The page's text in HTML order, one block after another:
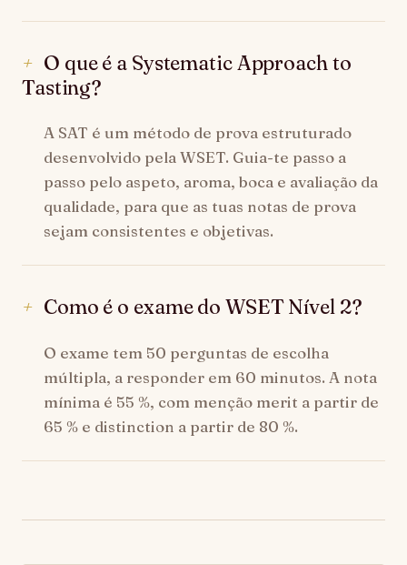
O que é a Systematic Approach to
Tasting?
A SAT é um método de prova estruturado
desenvolvido pela WSET. Guia-te passo a
passo pelo aspeto, aroma, boca e avaliação da
qualidade, para que as tuas notas de prova
sejam consistentes e objetivas.
Como é o exame do WSET Nível 2?
O exame tem 50 perguntas de escolha
múltipla, a responder em 60 minutos. A nota
mínima é 55 %, com menção merit a partir de
65 % e distinction a partir de 80 %.